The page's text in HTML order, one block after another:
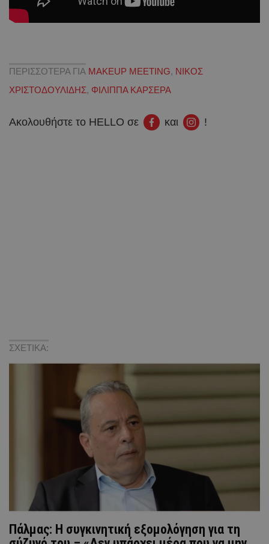
ΠΕΡΙΣΣΟΤΕΡΑ ΓΙΑ MAKEUP MEETING, ΝΙΚΟΣ
ΧΡΙΣΤΟΔΟΥΛΙΔΗΣ, ΦΙΛΙΠΠΑ ΚΑΡΣΕΡΑ
Ακολουθήστε το HELLO σε και !
ΣΧΕΤΙΚΑ:
Πάλμας: Η συγκινητική εξομολόγηση για τη